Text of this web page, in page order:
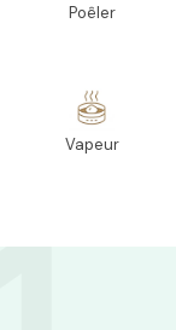
Poêler
Vapeur